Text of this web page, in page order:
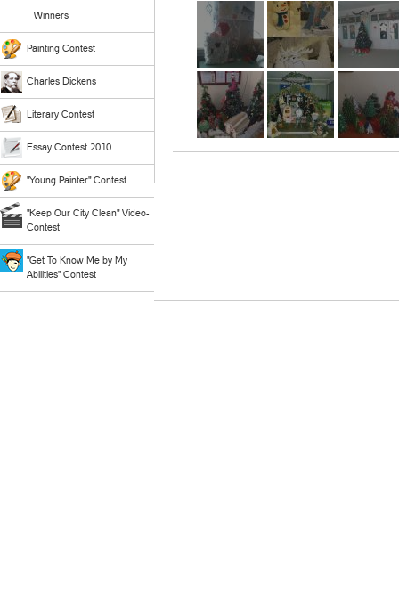
Winners
Painting Contest
Charles Dickens
Literary Contest
Essay Contest 2010
"Young Painter" Contest
"Keep Our City Clean" Video-
Contest
"Get To Know Me by My
Abilities" Contest